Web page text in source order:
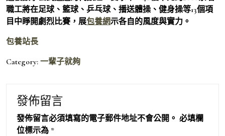
職工將在足球、籃球、乒乓球、播送體操、健身操等13個項
目中睜開劇烈比賽，展包養網示各自的風度與實力。
包養站長
Category: 一輩子就夠
發佈留言
發佈留言必須填寫的電子郵件地址不會公開。 必填欄
位標示為 *